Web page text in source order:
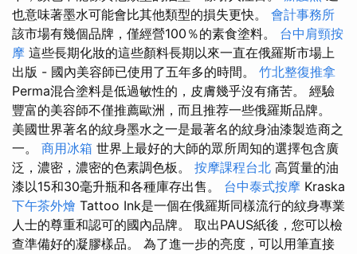
也意味著墨水可能會比其他類型的損失更快。 會計事務所
該市場有幾個品牌，僅經營100％的素食塗料。 台中肩頸按
摩 這些長期化妝的這些顏料長期以來一直在俄羅斯市場上
出版 - 國內美容師已使用了五年多的時間。 竹北整復推拿
Perma混合塗料是低過敏性的，皮膚幾乎沒有痛苦。 經驗
豐富的美容師不僅推薦歐洲，而且推荐一些俄羅斯品牌。
美國世界著名的紋身墨水之一是最著名的紋身油漆製造商之
一。 商用冰箱 世界上最好的大師的眾所周知的選擇包含廣
泛，濃密，濃密的色素調色板。 按摩課程台北 高質量的油
漆以15和30毫升瓶和各種庫存出售。 台中泰式按摩 Kraska
下午茶外燴 Tattoo Ink是一個在俄羅斯同樣流行的紋身專業
人士的尊重和認可的國內品牌。 取出PAUS紙後，您可以檢
查準備好的凝膠樣品。 為了進一步的亮度，可以用筆直接